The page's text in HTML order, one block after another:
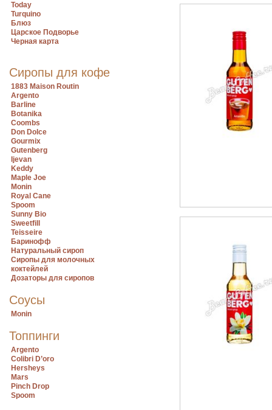
Today
Turquino
Блюз
Царское Подворье
Черная карта
Сиропы для кофе
1883 Maison Routin
Argento
Barline
Botanika
Coombs
Don Dolce
Gourmix
Gutenberg
Ijevan
Keddy
Maple Joe
Monin
Royal Cane
Spoom
Sunny Bio
Sweetfill
Teisseire
Баринофф
Натуральный сироп
Сиропы для молочных
коктейлей
Дозаторы для сиропов
Соусы
Monin
Топпинги
Argento
Colibri D’oro
Hersheys
Mars
Pinch Drop
Spoom